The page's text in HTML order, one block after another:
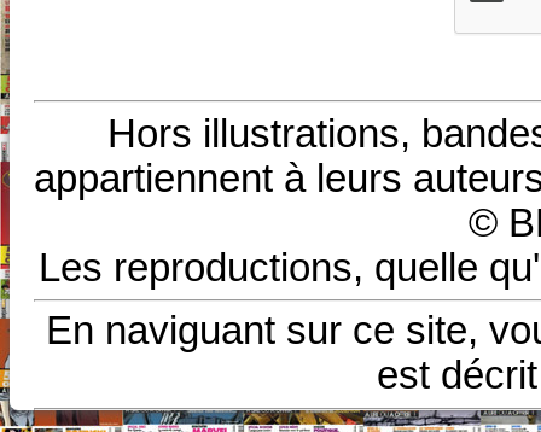
Hors illustrations,
appartiennent à leurs
©
Les reproductions, quelle
En naviguant sur ce site,
est